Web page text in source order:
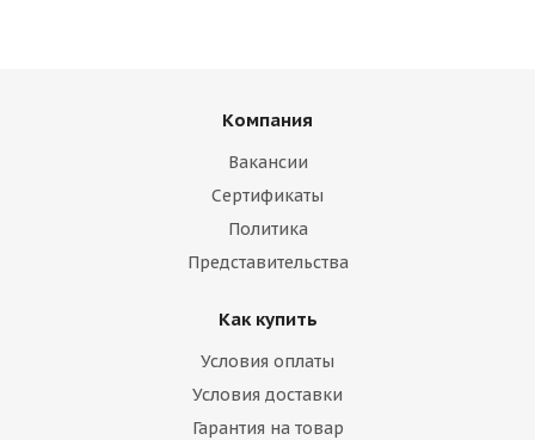
Компания
Вакансии
Сертификаты
Политика
Представительства
Как купить
Условия оплаты
Условия доставки
Гарантия на товар